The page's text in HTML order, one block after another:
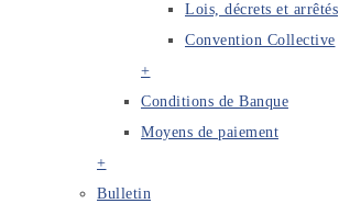
Lois, décrets et arrêtés
Convention Collective
+
Conditions de Banque
Moyens de paiement
+
Bulletin